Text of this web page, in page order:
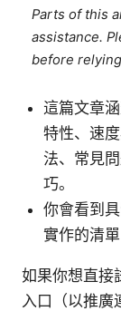
Parts of this
assistance.
before
這篇文章
特性、速
法、常見
巧。
你會看到
實作的清
如果你想直接
入口（以推廣